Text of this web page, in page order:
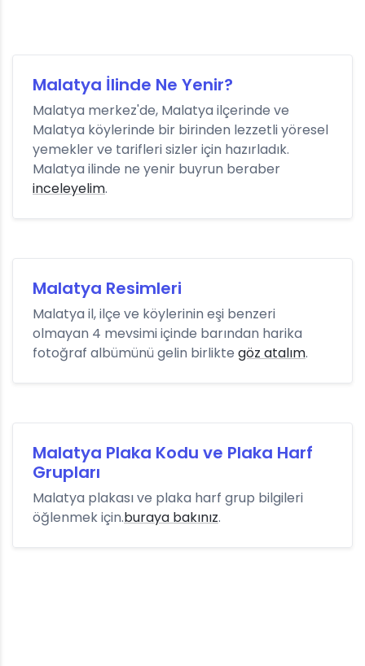
Malatya İlinde Ne Yenir?
Malatya merkez'de, Malatya ilçerinde ve
Malatya köylerinde bir birinden lezzetli yöresel
yemekler ve tarifleri sizler için hazırladık.
Malatya ilinde ne yenir buyrun beraber
inceleyelim.
Malatya Resimleri
Malatya il, ilçe ve köylerinin eşi benzeri
olmayan 4 mevsimi içinde barından harika
fotoğraf albümünü gelin birlikte göz atalım.
Malatya Plaka Kodu ve Plaka Harf
Grupları
Malatya plakası ve plaka harf grup bilgileri
öğlenmek için.buraya bakınız.